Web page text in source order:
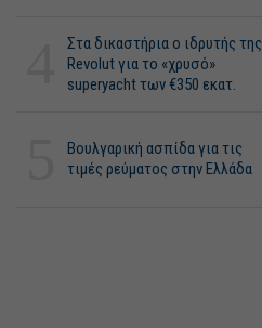
Στα δικαστήρια ο ιδρυτής της
Revolut για το «χρυσό»
superyacht των €350 εκατ.
Βουλγαρική ασπίδα για τις
τιμές ρεύματος στην Ελλάδα